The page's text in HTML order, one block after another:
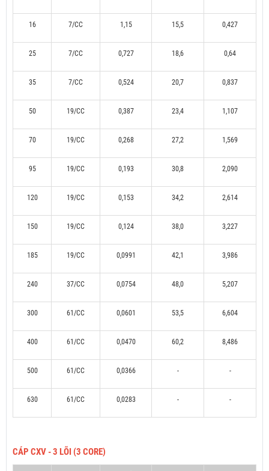
16 7/CC 1,15 15,5 0,427
25 7/CC 0,727 18,6 0,64
35 7/CC 0,524 20,7 0,837
50 19/CC 0,387 23,4 1,107
70 19/CC 0,268 27,2 1,569
95 19/CC 0,193 30,8 2,090
120 19/CC 0,153 34,2 2,614
150 19/CC 0,124 38,0 3,227
185 19/CC 0,0991 42,1 3,986
240 37/CC 0,0754 48,0 5,207
300 61/CC 0,0601 53,5 6,604
400 61/CC 0,0470 60,2 8,486
500 61/CC 0,0366 - -
630 61/CC 0,0283 - -
CÁP CXV - 3 LÕI (3 CORE)